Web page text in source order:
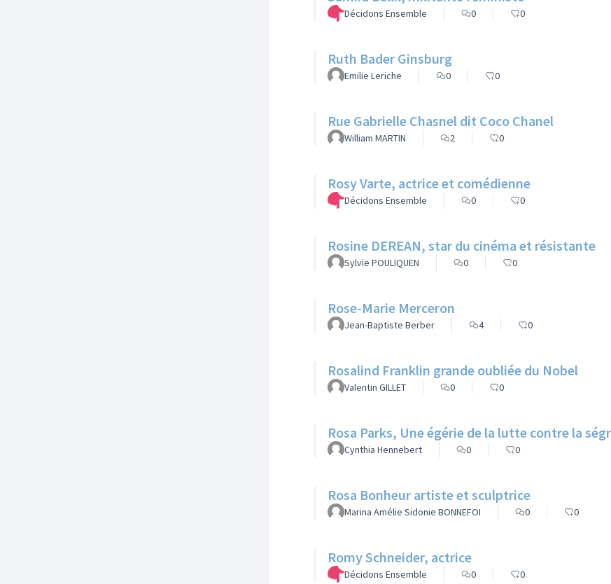
Décidons Ensemble 0 0
Ruth Bader Ginsburg
Emilie Leriche 0 0
Rue Gabrielle Chasnel dit Coco Chanel
William MARTIN 2 0
Rosy Varte, actrice et comédienne
Décidons Ensemble 0 0
Rosine DEREAN, star du cinéma et résistante
Sylvie POULIQUEN 0 0
Rose-Marie Merceron
Jean-Baptiste Berber 4 0
Rosalind Franklin grande oubliée du Nobel
Valentin GILLET 0 0
Rosa Parks, Une égérie de la lutte contre la
Cynthia Hennebert 0 0
Rosa Bonheur artiste et sculptrice
Marina Amélie Sidonie BONNEFOI 0 0
Romy Schneider, actrice
Décidons Ensemble 0 0